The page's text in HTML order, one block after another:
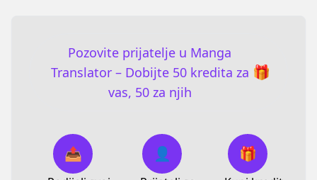
Pozovite prijatelje u Manga
Translator – Dobijte 50 kredita za
vas, 50 za njih
🎁
📤 👤 🎁